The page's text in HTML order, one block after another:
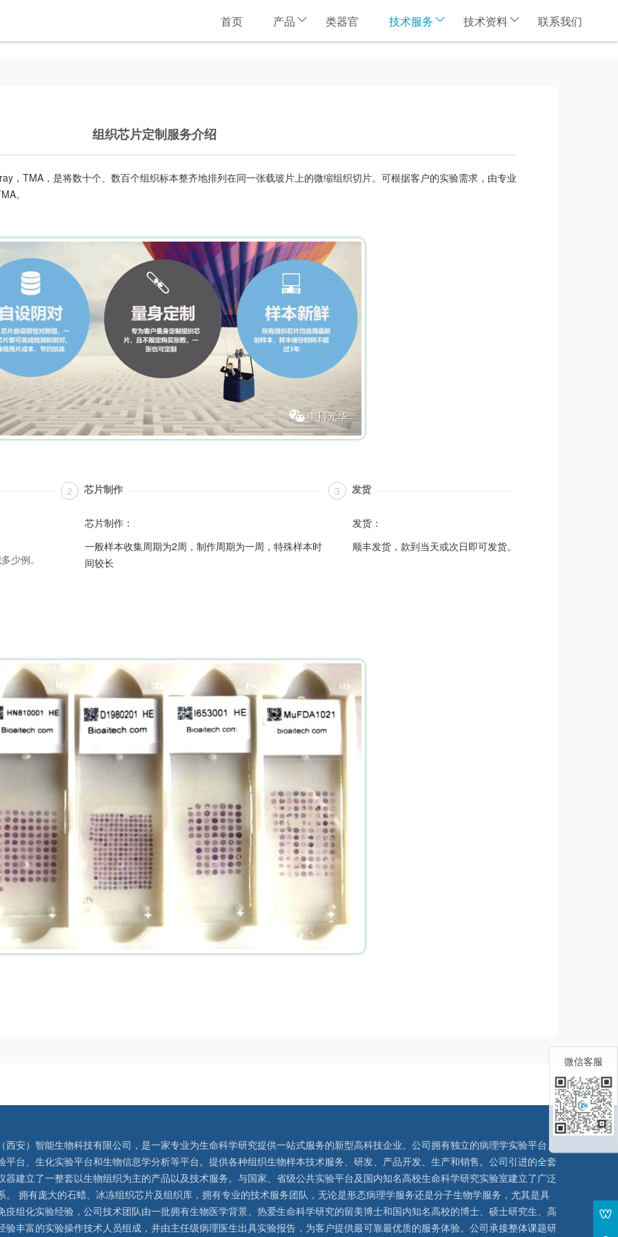
首页 产品 类器官 技术服务 技术资料 联系我们
组织芯片定制服务介绍
，TMA，是将数十个、数百个组织标本整齐地排列在同一张载玻片上的微缩组织切片。可根据客户的实验需求，由专业
。
少例。
2 芯片制作
芯片制作：
一般样本收集周期为2周，制作周期为一周，特殊样本时
间较长
3 发货
发货：
顺丰发货，款到当天或次日即可发货。
西安）智能生物科技有限公司，是一家专业为生命科学研究提供一站式服务的新型高科技企业。公司拥有独立的病理学实验平台、
平台、生化实验平台和生物信息学分析等平台。提供各种组织生物样本技术服务、研发、产品开发、生产和销售。公司引进的全套
器建立了一整套以生物组织为主的产品以及技术服务。与国家、省级公共实验平台及国内知名高校生命科学研究实验室建立了广泛
。 拥有庞大的石蜡、冰冻组织芯片及组织库，拥有专业的技术服务团队，无论是形态病理学服务还是分子生物学服务，尤其是具
疫组化实验经验，公司技术团队由一批拥有生物医学背景、热爱生命科学研究的留美博士和国内知名高校的博士、硕士研究生、高
验丰富的实验操作技术人员组成，并由主任级病理医生出具实验报告，为客户提供最可靠最优质的服务体验。公司承接整体课题研
微信客服